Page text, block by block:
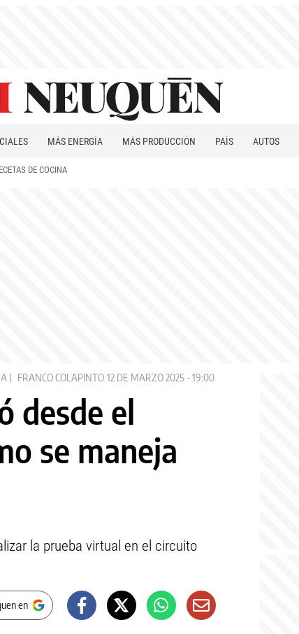
MÁS ENERGÍA MÁS PRODUCCIÓN PAÍS AUTOS
DE COCINA
FRANCO COLAPINTO 12 DE MARZO 2025 - 19:00
desde el
se maneja
la prueba virtual en el circuito
en